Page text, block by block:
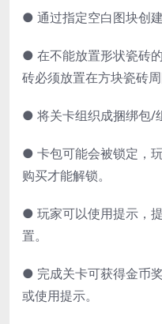
● 通过指定空白图块创
● 在不能放置形状瓷砖
砖必须放置在方块瓷砖周
● 将关卡组织成捆绑包/
● 卡包可能会被锁定，
购买才能解锁。
● 玩家可以使用提示，
置。
● 完成关卡可获得金币
或使用提示。